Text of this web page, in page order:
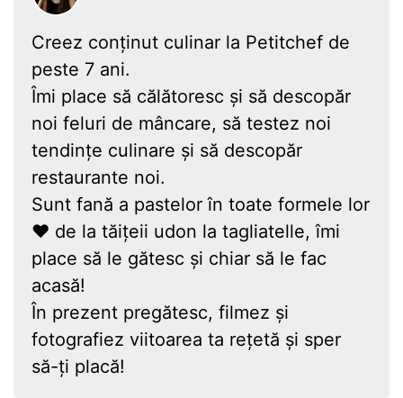
Creez conținut culinar la Petitchef de
peste 7 ani.
Îmi place să călătoresc și să descopăr
noi feluri de mâncare, să testez noi
tendințe culinare și să descopăr
restaurante noi.
Sunt fană a pastelor în toate formele lor
❤ de la tăițeii udon la tagliatelle, îmi
place să le gătesc și chiar să le fac
acasă!
În prezent pregătesc, filmez și
fotografiez viitoarea ta rețetă și sper
să-ți placă!